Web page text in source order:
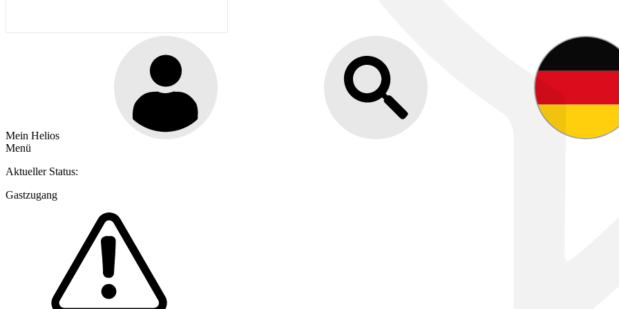
Mein Helios
Menü
Aktueller Status:
Gastzugang